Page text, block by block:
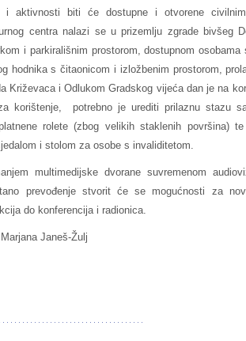
i aktivnosti biti će dostupne i otvorene
centra nalazi se u prizemlju zgrade bivšeg
i parkirališnim prostorom, dostupnom
hodnika s čitaonicom i izložbenim prostorom,
Križevaca i Odlukom Gradskog vijeća dan je na
korištenje, potrebno je urediti prilaznu stazu
rolete (zbog velikih staklenih površina)
i stolom za osobe s invaliditetom.
multimedijske dvorane suvremenom
prevođenje stvorit će se mogućnosti za
do konferencija i radionica.
Janeš-Žulj